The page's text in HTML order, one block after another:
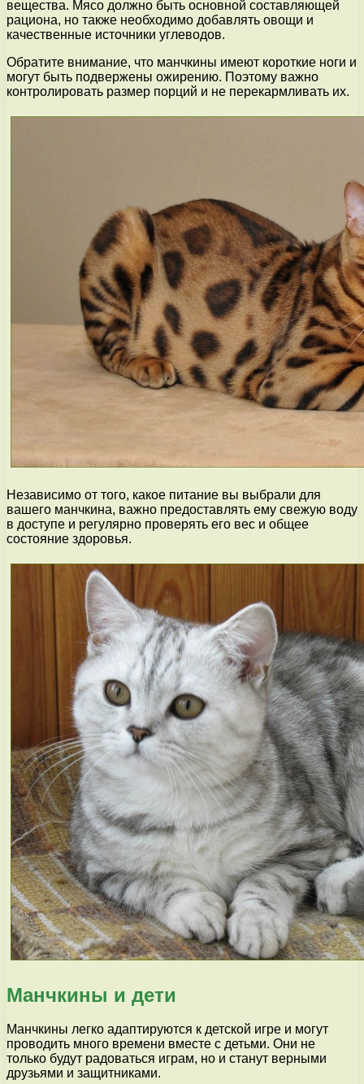
вещества. Мясо должно быть основной составляющей
рациона, но также необходимо добавлять овощи и
качественные источники углеводов.
Обратите внимание, что манчкины имеют короткие ноги и
могут быть подвержены ожирению. Поэтому важно
контролировать размер порций и не перекармливать их.
Независимо от того, какое питание вы выбрали для
вашего манчкина, важно предоставлять ему свежую воду
в доступе и регулярно проверять его вес и общее
состояние здоровья.
Манчкины и дети
Манчкины легко адаптируются к детской игре и могут
проводить много времени вместе с детьми. Они не
только будут радоваться играм, но и станут верными
друзьями и защитниками.